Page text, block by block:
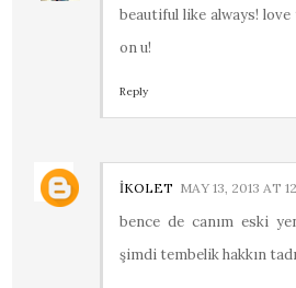
beautiful like always!
on u!
Reply
İKOLET MAY 13, 2013 AT
bence de canım eski
şimdi tembelik hakkın